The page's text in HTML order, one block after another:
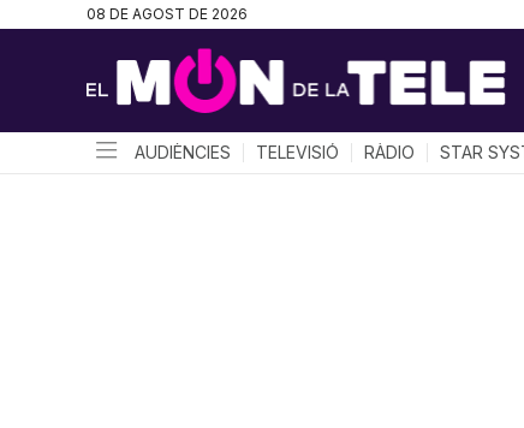
08 DE AGOST DE 2026
AUDIÈNCIES TELEVISIÓ RÀDIO STAR